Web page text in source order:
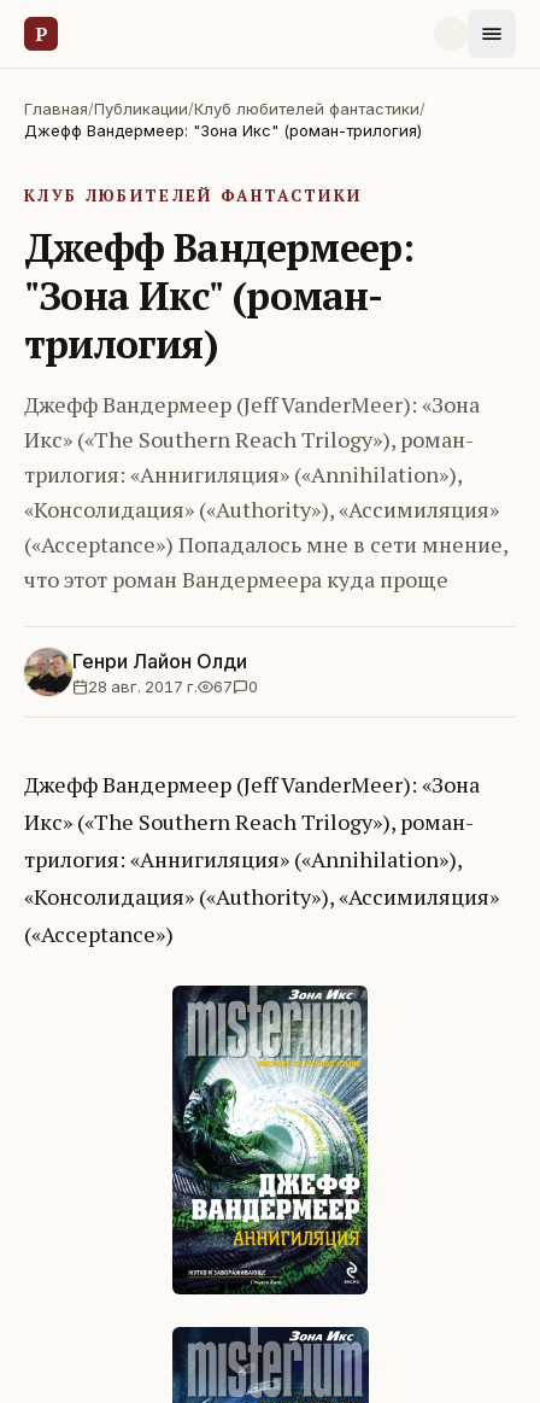
Р
Главная/Публикации/Клуб любителей фантастики/
Джефф Вандермеер: "Зона Икс" (роман-трилогия)
КЛУБ ЛЮБИТЕЛЕЙ ФАНТАСТИКИ
Джефф Вандермеер:
"Зона Икс" (роман-
трилогия)
Джефф Вандермеер (Jeff VanderMeer): «Зона
Икс» («The Southern Reach Trilogy»), роман-
трилогия: «Аннигиляция» («Annihilation»),
«Консолидация» («Authority»), «Ассимиляция»
(«Acceptance») Попадалось мне в сети мнение,
что этот роман Вандермеера куда проще
Генри Лайон Олди
28 авг. 2017 г. 67 0
Джефф Вандермеер (Jeff VanderMeer): «Зона
Икс» («The Southern Reach Trilogy»), роман-
трилогия: «Аннигиляция» («Annihilation»),
«Консолидация» («Authority»), «Ассимиляция»
(«Acceptance»)